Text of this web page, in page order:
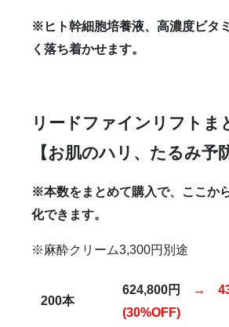
※ヒト幹細胞培養液、高濃度ビタ
く落ち着かせます。
リードファインリフトま
【お肌のハリ、たるみ予
※本数をまとめて購入で、ここか
化できます。
※麻酔クリーム3,300円別途
200本
624,800円 →
(30%OFF)